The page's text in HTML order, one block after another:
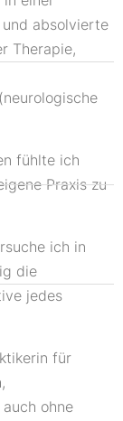
absolvierte
Therapie,
fühlte ich
Praxis zu
ich in
die
jedes
für
ohne